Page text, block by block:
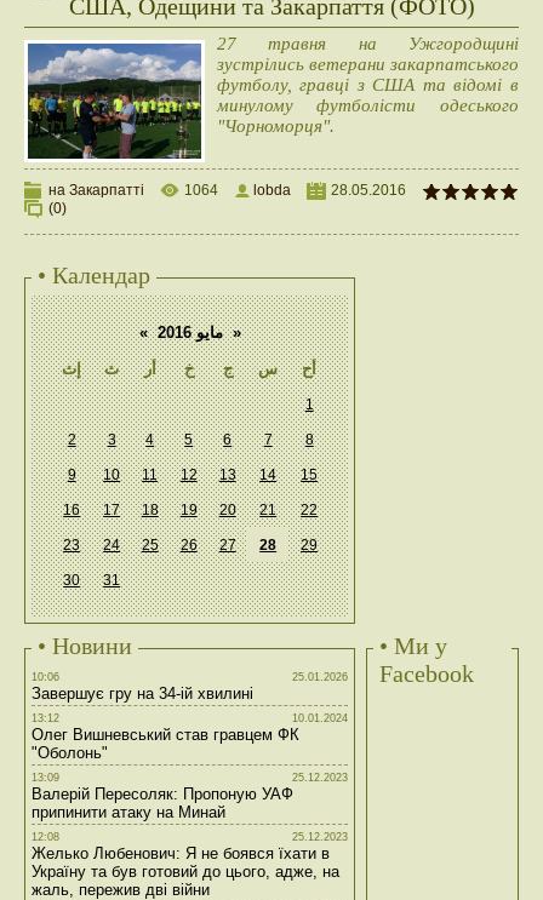
США, Одещини та Закарпаття (ФОТО)
27 травня на Ужгородщині
зустрілись ветерани закарпатського
футболу, гравці з США та відомі в
минулому футболісти одеського
"Чорноморця".
на Закарпатті 1064 lobda
28.05.2016
(0)
• Календар
« مايو 2016 »
إث
ث أر خ ج س أح
1
2 3 4 5 6 7 8
9 10 11 12 13 14 15
16 17 18 19 20 21 22
23 24 25 26 27 28 29
30 31
• Новини
10:06 25.01.2026
Завершує гру на 34-ій хвилині
13:12 10.01.2024
Олег Вишневський став гравцем ФК
"Оболонь"
13:09 25.12.2023
Валерій Пересоляк: Пропоную УАФ
припинити атаку на Минай
12:08 25.12.2023
Желько Любенович: Я не боявся їхати в
Україну та був готовий до цього, адже, на
жаль, пережив дві війни
• Ми у
Facebook